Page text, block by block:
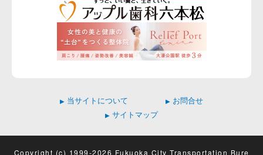
▶ 当サイトについて ▶ お問合せ
▶ サイトマップ
Copyright (c) 1999-2026 Fukuoka City Transportation Bure